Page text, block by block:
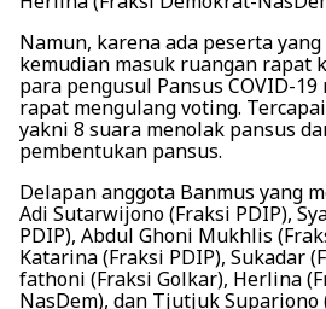
Namun, karena ada peserta
kemudian masuk ruangan rapat
para pengusul Pansus COVID-
rapat mengulang voting.
yakni 8 suara menolak pansus
pembentukan pansus.
Delapan anggota Banmus yang
Adi Sutarwijono (Fraksi PDIP),
PDIP), Abdul Ghoni Mukhlis
Katarina (Fraksi PDIP), Sukadar
fathoni (Fraksi Golkar), Herlina
NasDem), dan Tjutjuk Supariono